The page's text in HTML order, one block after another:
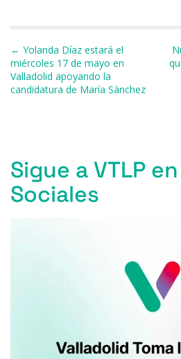
e
b
o
s
k
y
a
d
s
Navegación de entradas
← Yolanda Díaz estará el
miércoles 17 de mayo en
Valladolid apoyando la
candidatura de María Sánchez
Sigue a VTLP
Sociales